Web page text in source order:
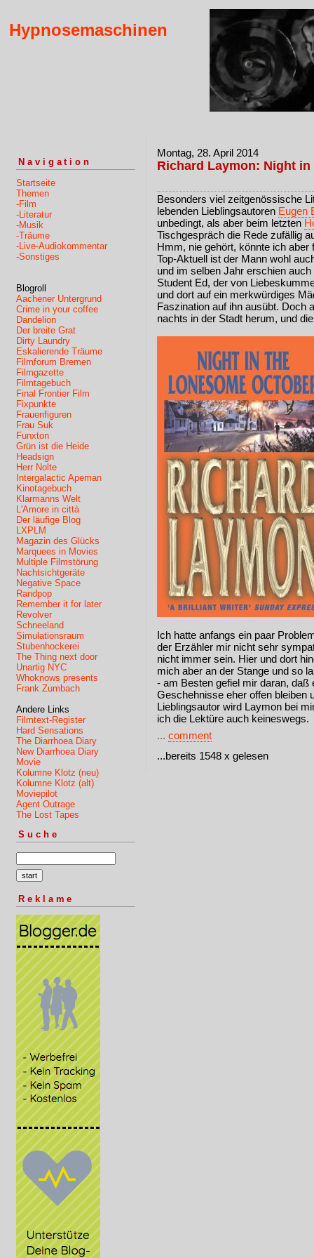
Hypnosemaschinen
Navigation
Startseite
Themen
-Film
-Literatur
-Musik
-Träume
-Live-Audiokommentar
-Sonstiges
Blogroll
Aachener Untergrund
Crime in your coffee
Dandelion
Der breite Grat
Dirty Laundry
Eskalierende Träume
Filmforum Bremen
Filmgazette
Filmtagebuch
Final Frontier Film
Fixpunkte
Frauenfiguren
Frau Suk
Funxton
Grün ist die Heide
Headsign
Herr Nolte
Intergalactic Apeman
Kinotagebuch
Klarmanns Welt
L'Amore in città
Der läufige Blog
LXPLM
Magazin des Glücks
Marquees in Movies
Multiple Filmstörung
Nachtsichtgeräte
Negative Space
Randpop
Remember it for later
Revolver
Schneeland
Simulationsraum
Stubenhockerei
The Thing next door
Unartig NYC
Whoknows presents
Frank Zumbach
Andere Links
Filmtext-Register
Hard Sensations
The Diarrhoea Diary
New Diarrhoea Diary
Movie
Kolumne Klotz (neu)
Kolumne Klotz (alt)
Moviepilot
Agent Outrage
The Lost Tapes
Suche
Reklame
Montag, 28. April 2014
Richard Laymon: Night
Besonders viel zeitgenössische
lebenden Lieblingsautoren Eugen
unbedingt, als aber beim letzten
Tischgespräch die Rede zufällig
Hmm, nie gehört, könnte ich
Top-Aktuell ist der Mann wohl
und im selben Jahr erschien
Student Ed, der von
und dort auf ein merkwürdiges
Faszination auf ihn ausübt. Doch
nachts in der Stadt herum, und
Ich hatte anfangs ein paar
der Erzähler mir nicht sehr
nicht immer sein. Hier und dort
mich aber an der Stange und so
- am Besten gefiel mir daran, daß
Geschehnisse eher offen bleiben
Lieblingsautor wird Laymon bei
ich die Lektüre auch keineswegs.
... comment
...bereits 1548 x gelesen